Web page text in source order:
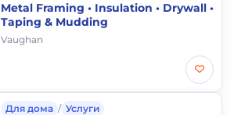
Metal Framing • Insulation • Drywall •
Taping & Mudding
Vaughan
Для дома / Услуги